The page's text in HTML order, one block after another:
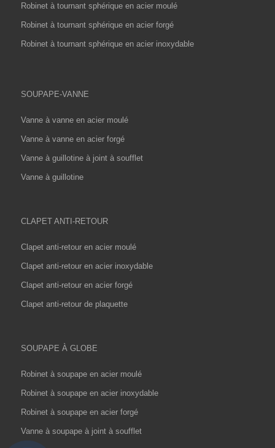
Robinet à tournant sphérique en acier moulé
Robinet à tournant sphérique en acier forgé
Robinet à tournant sphérique en acier inoxydable
SOUPAPE-VANNE
Vanne à vanne en acier moulé
Vanne à vanne en acier forgé
Vanne à guillotine à joint à soufflet
Vanne à guillotine
CLAPET ANTI-RETOUR
Clapet anti-retour en acier moulé
Clapet anti-retour en acier inoxydable
Clapet anti-retour en acier forgé
Clapet anti-retour de plaquette
SOUPAPE À GLOBE
Robinet à soupape en acier moulé
Robinet à soupape en acier inoxydable
Robinet à soupape en acier forgé
Vanne à soupape à joint à soufflet